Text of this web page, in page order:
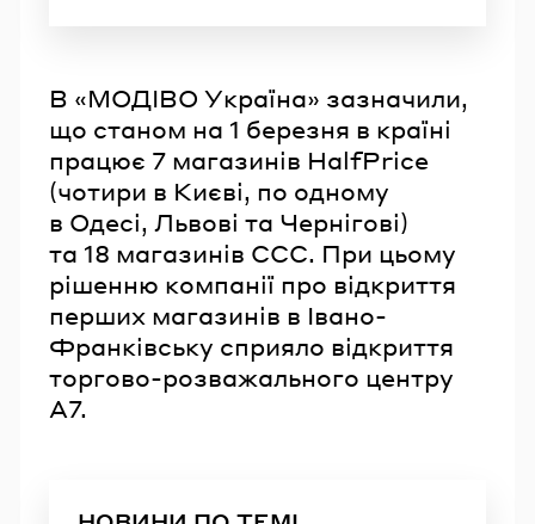
В «МОДІВО Україна» зазначили,
що станом на 1 березня в країні
працює 7 магазинів HalfPrice
(чотири в Києві, по одному
в Одесі, Львові та Чернігові)
та 18 магазинів CCC. При цьому
рішенню компанії про відкриття
перших магазинів в Івано-
Франківську сприяло відкриття
торгово-розважального центру
А7.